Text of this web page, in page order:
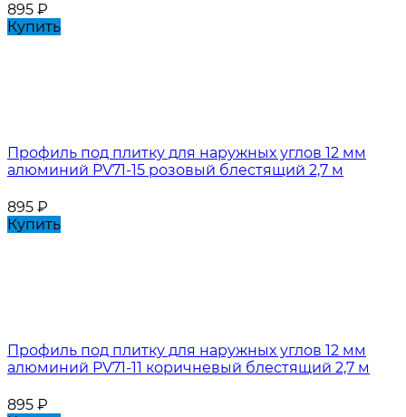
895 ₽
Купить
Профиль под плитку для наружных углов 12 мм
алюминий PV71-15 розовый блестящий 2,7 м
895 ₽
Купить
Профиль под плитку для наружных углов 12 мм
алюминий PV71-11 коричневый блестящий 2,7 м
895 ₽